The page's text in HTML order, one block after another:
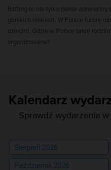
Rafting to nie tylko pełne adrenaliny
górskich rzekach. W Polsce furorę
dziećmi. Gdzie w Polsce takie
organizowane?
Kalendarz
Sprawdź wydarzenia
Sierpień 2026
Październik 2026